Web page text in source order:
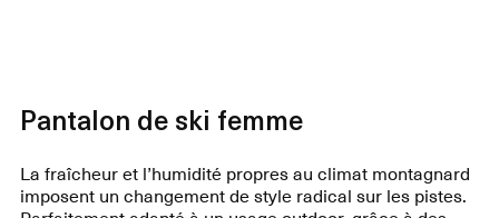
Pantalon de ski femme
La fraîcheur et l’humidité propres au climat montagnard
imposent un changement de style radical sur les pistes.